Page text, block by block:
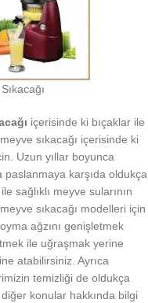
içerisinde ki bıçaklar ile
sıkacağı içerisinde ki
Uzun yıllar boyunca
paslanmaya karşıda oldukça
sağlıklı meyve sularının
sıkacağı modelleri için
ağzını genişletmek
ile uğraşmak yerine
atabilirsiniz. Ayrıca
temizliği de oldukça
konular hakkında bilgi